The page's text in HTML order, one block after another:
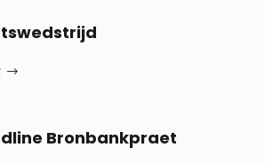
Bronbankpraet